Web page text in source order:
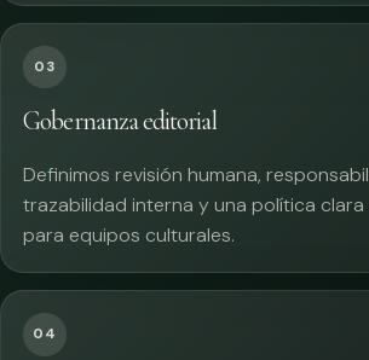
03
Gobernanza editorial
Definimos revisión humana,
trazabilidad interna y una política clara
para equipos culturales.
04